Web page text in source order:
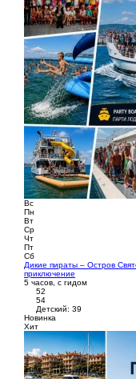
Вс
Пн
Вт
Ср
Чт
Пт
Сб
Дикие пираты – Остров
приключение
5 часов, с гидом
52
54
Детский: 39
Новинка
Хит